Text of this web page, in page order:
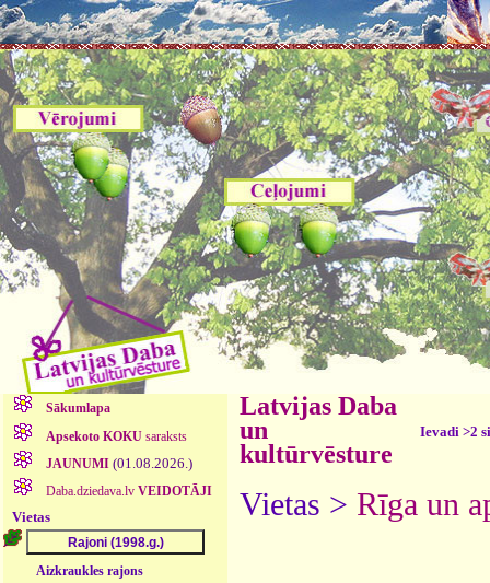
Sākumlapa
Apsekoto KOKUsaraksts
JAUNUMI (01.08.2026.)
Daba.dziedava.lv VEIDOTĀJI
Vietas
Aizkraukles rajons
Latvijas Daba
un
kultūrvēsture
Ievadi >2
Vietas > Rīga un